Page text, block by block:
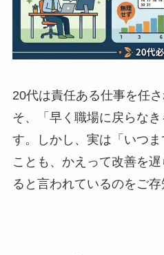
20代は責任ある仕事を任
そ、「早く職場に戻らな
す。しかし、実は「いつ
ことも、かえって改善を
ると言われているのをご存